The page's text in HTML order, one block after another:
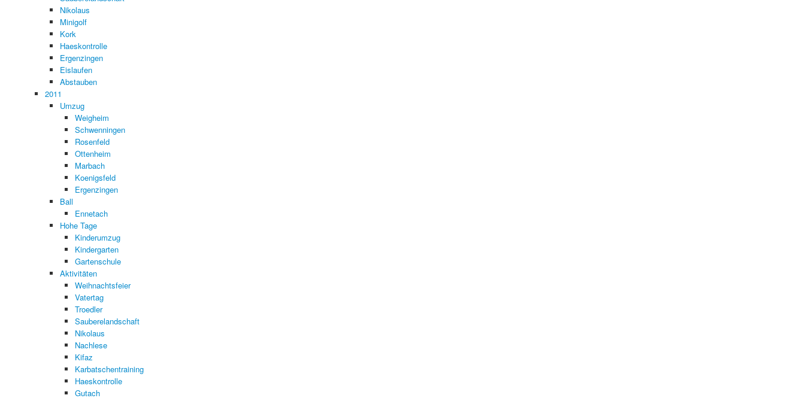
Nikolaus
Minigolf
Kork
Haeskontrolle
Ergenzingen
Eislaufen
Abstauben
2011
Umzug
Weigheim
Schwenningen
Rosenfeld
Ottenheim
Marbach
Koenigsfeld
Ergenzingen
Ball
Ennetach
Hohe Tage
Kinderumzug
Kindergarten
Gartenschule
Aktivitäten
Weihnachtsfeier
Vatertag
Troedler
Sauberelandschaft
Nikolaus
Nachlese
Kifaz
Karbatschentraining
Haeskontrolle
Gutach